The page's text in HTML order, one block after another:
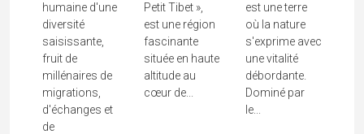
humaine d'une
diversité
saisissante,
fruit de
millénaires de
migrations,
d'échanges et
de
Petit Tibet »,
est une région
fascinante
située en haute
altitude au
cœur de...
est une terre
où la nature
s'exprime avec
une vitalité
débordante.
Dominé par
le...